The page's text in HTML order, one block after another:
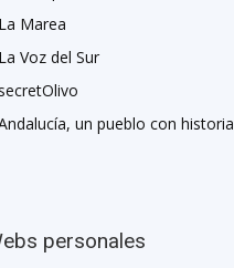
Marea
Voz del Sur
un pueblo con historia
personales